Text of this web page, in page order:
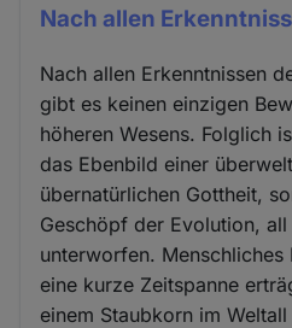
Nach allen
Nach allen Erkenntnissen
gibt es keinen einzigen
höheren Wesens. Folglich
das Ebenbild einer
übernatürlichen Gottheit,
Geschöpf der Evolution, all
unterworfen.
eine kurze Zeitspanne
einem Staubkorn im